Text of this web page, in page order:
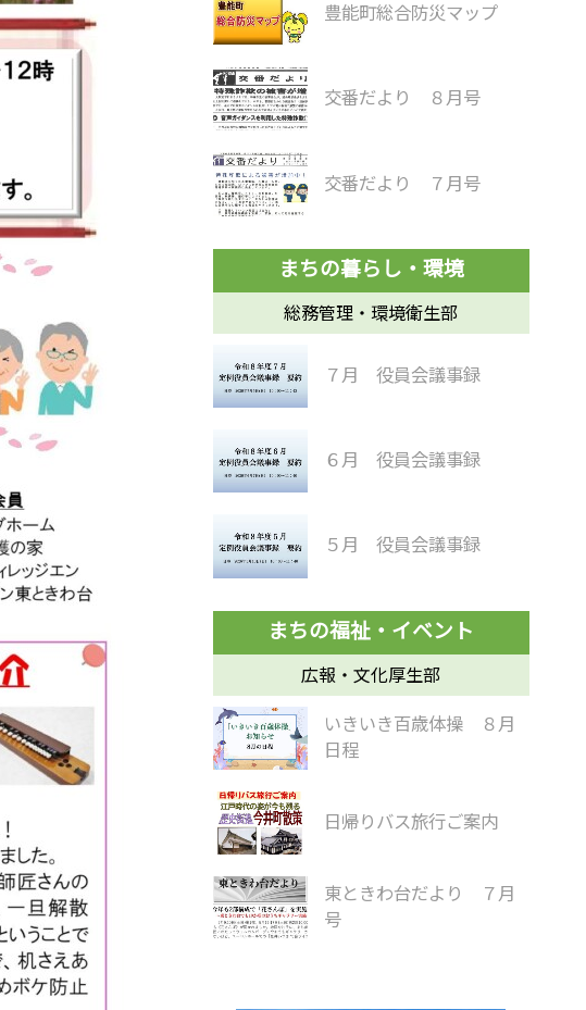
豊能町総合防災マップ
交番だより ８月号
交番だより ７月号
総務管理・環境衛生部
７月 役員会議事録
６月 役員会議事録
５月 役員会議事録
広報・文化厚生部
いきいき百歳体操 ８月
日程
日帰りバス旅行ご案内
東ときわ台だより ７月
号